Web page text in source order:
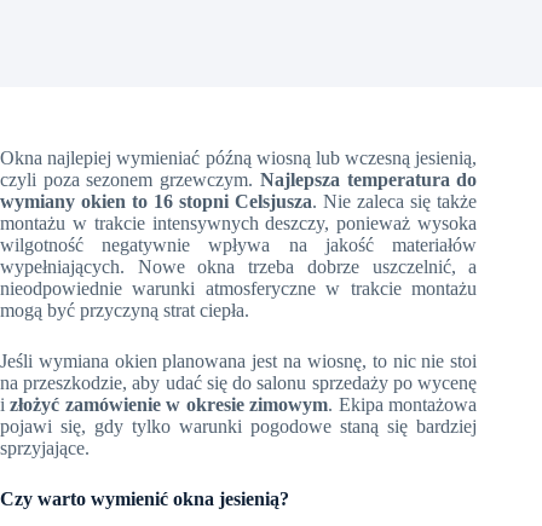
Okna najlepiej wymieniać późną wiosną lub wczesną jesienią,
czyli poza sezonem grzewczym. Najlepsza temperatura do
wymiany okien to 16 stopni Celsjusza. Nie zaleca się także
montażu w trakcie intensywnych deszczy, ponieważ wysoka
wilgotność negatywnie wpływa na jakość materiałów
wypełniających. Nowe okna trzeba dobrze uszczelnić, a
nieodpowiednie warunki atmosferyczne w trakcie montażu
mogą być przyczyną strat ciepła.
Jeśli wymiana okien planowana jest na wiosnę, to nic nie stoi
na przeszkodzie, aby udać się do salonu sprzedaży po wycenę
izłożyć zamówienie w okresie zimowym. Ekipa montażowa
pojawi się, gdy tylko warunki pogodowe staną się bardziej
sprzyjające.
Czy warto wymienić okna jesienią?